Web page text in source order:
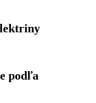
podľa